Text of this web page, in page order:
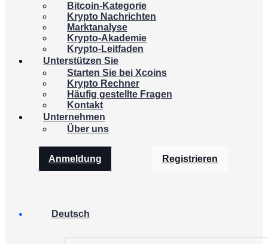
Bitcoin-Kategorie
Krypto Nachrichten
Marktanalyse
Krypto-Akademie
Krypto-Leitfaden
Unterstützen Sie
Starten Sie bei Xcoins
Krypto Rechner
Häufig gestellte Fragen
Kontakt
Unternehmen
Über uns
Anmeldung Registrieren
Deutsch